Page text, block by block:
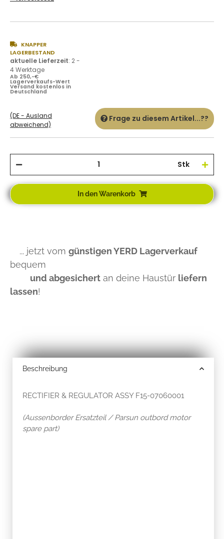
KNAPPER
LAGERBESTAND
aktuelle Lieferzeit: 2 -
4 Werktage
Ab 250,-€
Lagerverkaufs-Wert
Versand kostenlos in
Deutschland
(DE - Ausland
abweichend)
Frage zu diesem Artikel...??
Stk
In den Warenkorb
... jetzt vom günstigen YERD Lagerverkauf
bequem
und abgesichert an deine Haustür liefern
lassen!
Beschreibung
RECTIFIER & REGULATOR ASSY F15-07060001
(Aussenborder Ersatzteil / Parsun outbord motor
spare part)